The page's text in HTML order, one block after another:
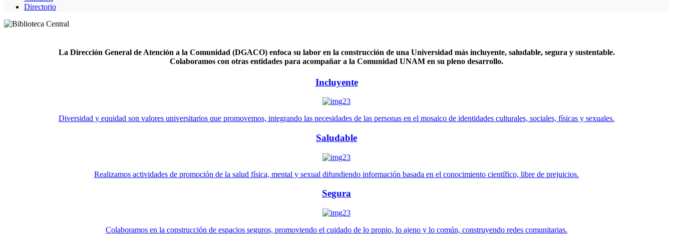
Directorio
La Dirección General de Atención a la Comunidad (DGACO) enfoca su labor en la construcción de una Universidad más incluyente, saludable, segura y sustentable.
Colaboramos con otras entidades para acompañar a la Comunidad UNAM en su pleno desarrollo.
Incluyente
Diversidad y equidad son valores universitarios que promovemos, integrando las necesidades de las personas en el mosaico de identidades culturales, sociales, físicas y sexuales.
Saludable
Realizamos actividades de promoción de la salud física, mental y sexual difundiendo información basada en el conocimiento científico, libre de prejuicios.
Segura
Colaboramos en la construcción de espacios seguros, promoviendo el cuidado de lo propio, lo ajeno y lo común, construyendo redes comunitarias.